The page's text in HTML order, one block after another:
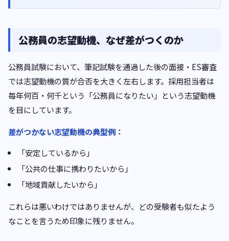
公務員の志望動機、なぜ差がつくのか
公務員試験において、筆記試験を通過した後の面接・ES審査
では志望動機の質が合否を大きく左右します。採用担当者は
毎年何百・何千という「公務員になりたい」という志望動機
を目にしています。
差がつかない志望動機の典型例：
「安定しているから」
「公共の仕事に携わりたいから」
「地域貢献したいから」
これらは悪いわけではありませんが、どの受験者も似たよう
なことを言うため印象に残りません。